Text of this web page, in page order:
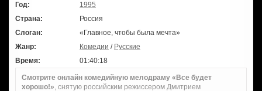
Год:
1995
Страна:
Россия
Слоган:
«Главное, чтобы была мечта»
Жанр:
Комедии / Русские
Время:
01:40:18
Смотрите онлайн комедийную мелодраму «Все будет
хорошо!», снятую российским режиссером Дмитрием